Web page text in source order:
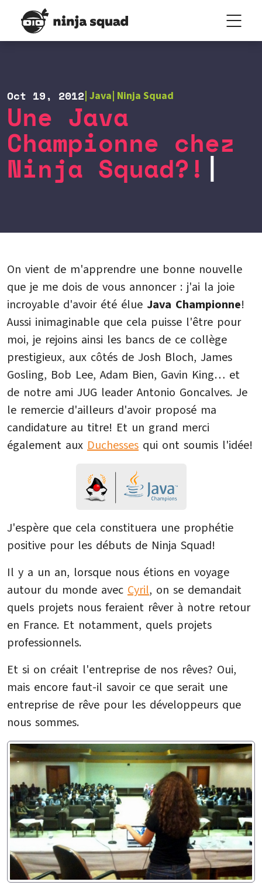
Une Java
Championne chez
Ninja Squad?!
Oct 19, 2012 Java Ninja Squad
On vient de m'apprendre une bonne nouvelle
que je me dois de vous annoncer : j'ai la joie
incroyable d'avoir été élue Java Championne!
Aussi inimaginable que cela puisse l'être pour
moi, je rejoins ainsi les bancs de ce collège
prestigieux, aux côtés de Josh Bloch, James
Gosling, Bob Lee, Adam Bien, Gavin King… et
de notre ami JUG leader Antonio Goncalves. Je
le remercie d'ailleurs d'avoir proposé ma
candidature au titre! Et un grand merci
également aux Duchesses qui ont soumis l'idée!
J'espère que cela constituera une prophétie
positive pour les débuts de Ninja Squad!
Il y a un an, lorsque nous étions en voyage
autour du monde avec Cyril, on se demandait
quels projets nous feraient rêver à notre retour
en France. Et notamment, quels projets
professionnels.
Et si on créait l'entreprise de nos rêves? Oui,
mais encore faut-il savoir ce que serait une
entreprise de rêve pour les développeurs que
nous sommes.